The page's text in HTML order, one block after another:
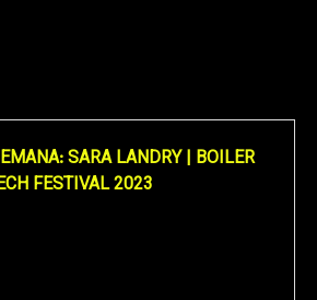
SARA LANDRY | BOILER
FESTIVAL 2023